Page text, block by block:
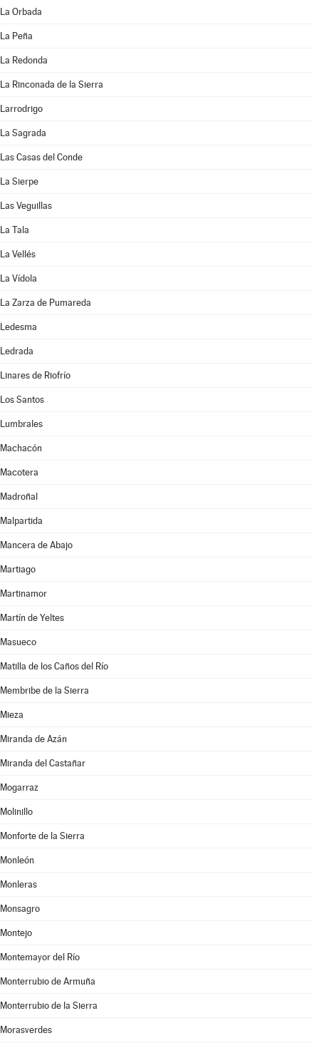
La Orbada
La Peña
La Redonda
La Rinconada de la Sierra
Larrodrigo
La Sagrada
Las Casas del Conde
La Sierpe
Las Veguillas
La Tala
La Vellés
La Vídola
La Zarza de Pumareda
Ledesma
Ledrada
Linares de Riofrío
Los Santos
Lumbrales
Machacón
Macotera
Madroñal
Malpartida
Mancera de Abajo
Martiago
Martinamor
Martín de Yeltes
Masueco
Matilla de los Caños del Río
Membribe de la Sierra
Mieza
Miranda de Azán
Miranda del Castañar
Mogarraz
Molinillo
Monforte de la Sierra
Monleón
Monleras
Monsagro
Montejo
Montemayor del Río
Monterrubio de Armuña
Monterrubio de la Sierra
Morasverdes